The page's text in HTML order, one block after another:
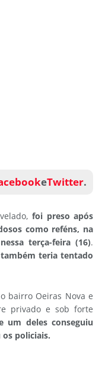
eTwitter.
foi preso após
como reféns, na
terça-feira (16).
teria tentado
bairro Oeiras Nova e
privado e sob forte
um deles conseguiu
policiais.